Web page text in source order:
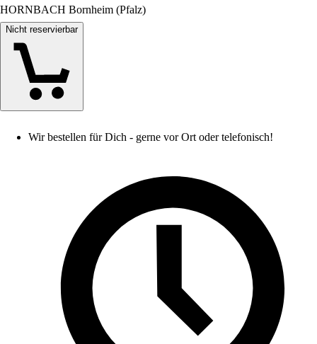
HORNBACH Bornheim (Pfalz)
Nicht reservierbar
Wir bestellen für Dich - gerne vor Ort oder telefonisch!